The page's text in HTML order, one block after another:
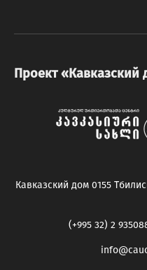
Проект «Кавказский
Кавказский дом 0155
(+995 32) 2